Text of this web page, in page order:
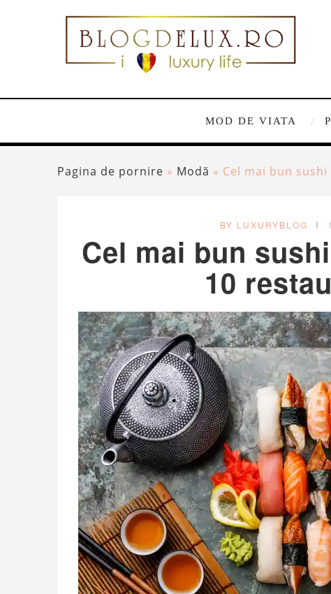
MOD DE VIATA
Pagina de pornire » Modă » Cel mai bun
BY LUXURYBLOG
Cel mai bun
10